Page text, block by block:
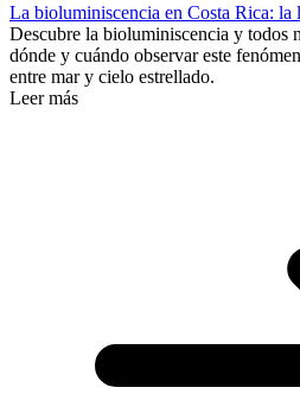
La bioluminiscencia en Costa Rica: la
Descubre la bioluminiscencia y todos
dónde y cuándo observar este
entre mar y cielo estrellado.
Leer más